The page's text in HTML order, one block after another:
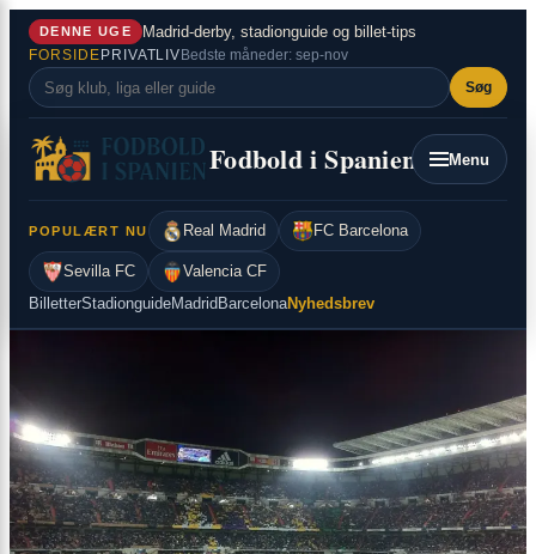
Spring
indhold
DENNE UGE Madrid-derby, stadionguide og billet-tips
FORSIDE PRIVATLIV Bedste måneder: sep-nov
Søg
Fodbold i Spanien Menu
POPULÆRT NU Real Madrid FC Barcelona
Sevilla FC
Valencia CF
BilletterStadionguideMadrid BarcelonaNyhedsbrev